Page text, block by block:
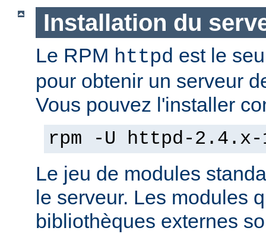
Installation du
Le RPM httpd est le
pour obtenir un serveur
Vous pouvez l'installer
rpm -U httpd-2.4.x-
Le jeu de modules
le serveur. Les modules
bibliothèques externes